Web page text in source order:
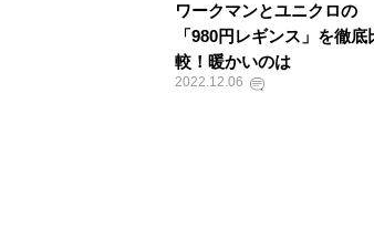
ワークマンとユニクロの
「980円レギンス」を徹底
較！暖かいのは
2022.12.06